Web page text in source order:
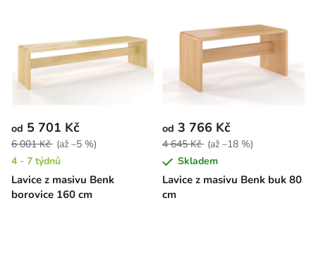
Lavice z masivu Benk
borovice 160 cm
od 5 701 Kč
6 001 Kč (až –5 %)
4 - 7 týdnů
Lavice z masivu Benk buk 80
cm
od 3 766 Kč
4 645 Kč (až –18 %)
Skladem